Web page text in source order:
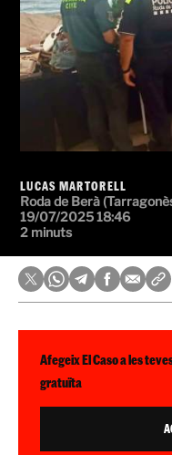
LUCAS MARTORELL
Roda de Berà
19/07/2025 18:46
2 minuts
Afegeix El Caso a les
gratuïta